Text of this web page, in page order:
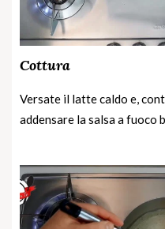
Cottura
Versate il latte caldo e,
addensare la salsa a fuoco